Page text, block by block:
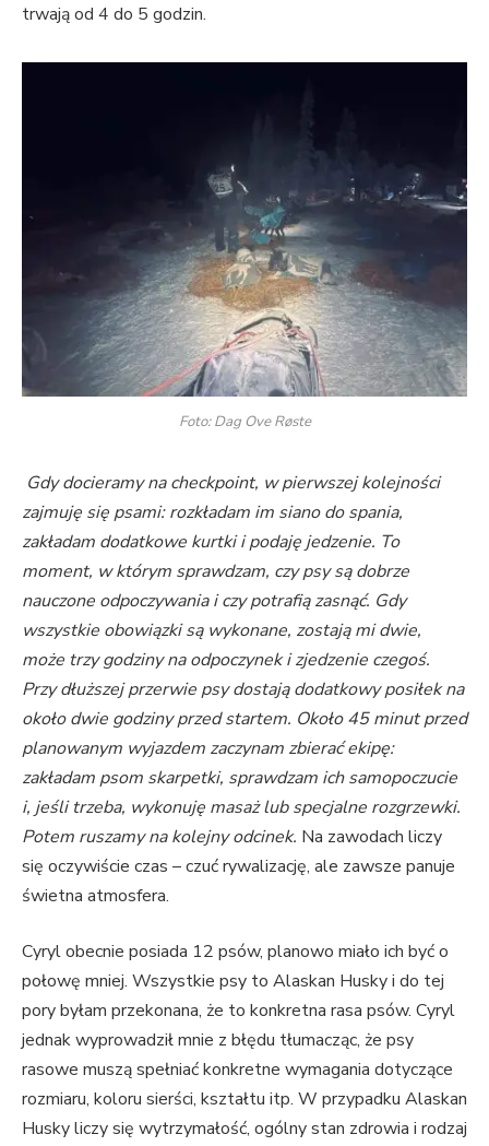
trwają od 4 do 5 godzin.
Foto: Dag Ove Røste
Gdy docieramy na checkpoint, w pierwszej kolejności
zajmuję się psami: rozkładam im siano do spania,
zakładam dodatkowe kurtki i podaję jedzenie. To
moment, w którym sprawdzam, czy psy są dobrze
nauczone odpoczywania i czy potrafią zasnąć. Gdy
wszystkie obowiązki są wykonane, zostają mi dwie,
może trzy godziny na odpoczynek i zjedzenie czegoś.
Przy dłuższej przerwie psy dostają dodatkowy posiłek na
około dwie godziny przed startem. Około 45 minut przed
planowanym wyjazdem zaczynam zbierać ekipę:
zakładam psom skarpetki, sprawdzam ich samopoczucie
i, jeśli trzeba, wykonuję masaż lub specjalne rozgrzewki.
Potem ruszamy na kolejny odcinek. Na zawodach liczy
się oczywiście czas – czuć rywalizację, ale zawsze panuje
świetna atmosfera.
Cyryl obecnie posiada 12 psów, planowo miało ich być o
połowę mniej. Wszystkie psy to Alaskan Husky i do tej
pory byłam przekonana, że to konkretna rasa psów. Cyryl
jednak wyprowadził mnie z błędu tłumacząc, że psy
rasowe muszą spełniać konkretne wymagania dotyczące
rozmiaru, koloru sierści, kształtu itp. W przypadku Alaskan
Husky liczy się wytrzymałość, ogólny stan zdrowia i rodzaj